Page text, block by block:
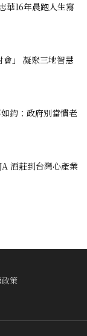
華16年晨跑人生寫
會」 凝聚三地智慧
鈞：政府別當慣老
酒莊到台灣心產業
策